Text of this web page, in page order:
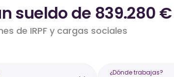
sueldo de 839.280
de IRPF y cargas sociales
¿Dónde trabajas?